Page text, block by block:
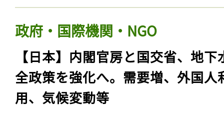
政府・国際機関・NGO
【日本】内閣官房と国交省、地下
全政策を強化へ。需要増、外国人
用、気候変動等